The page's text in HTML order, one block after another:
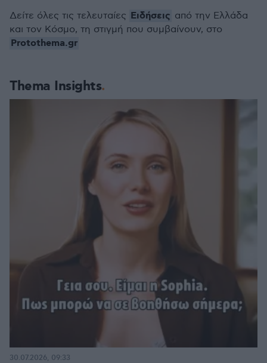
Thema Insights
30.07.2026, 09:33
Δείτε όλες τις τελευταίες Ειδήσεις από την Ελλάδα
και τον Κόσμο, τη στιγμή που συμβαίνουν, στο
Protothema.gr